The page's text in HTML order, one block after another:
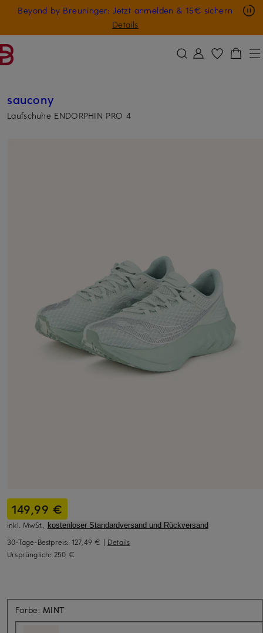
ZUM HAUPTINHALT ÜBERSPRINGEN
Beyond by Breuninger: Jetzt anmelden & 15€ sichern
Details
Nur in der App: -10 € auf digitale Geschenkkarten
GESCHENK20
saucony
Laufschuhe ENDORPHIN PRO 4
149,99 €
inkl. MwSt., kostenloser Standardversand und Rückversand
30-Tage-Bestpreis: 127,49 € | Details
Ursprünglich: 250 €
Farbe: MINT